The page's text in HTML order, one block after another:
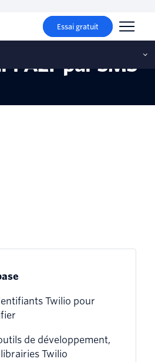
Essai gratuit
d'Authy vers
l'A2F par SMS
Twilio pour
de développement,
Twilio